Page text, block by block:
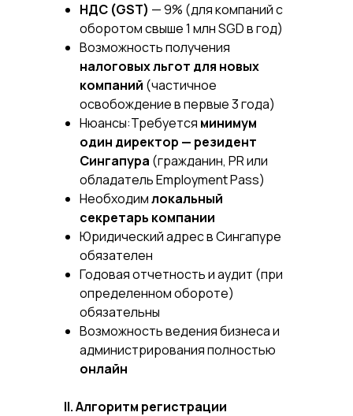
НДС (GST) — 9% (для компаний с
оборотом свыше 1 млн SGD в год)
Возможность получения
налоговых льгот для новых
компаний (частичное
освобождение в первые 3 года)
Нюансы:Требуется минимум
один директор — резидент
Сингапура (гражданин, PR или
обладатель Employment Pass)
Необходимлокальный
секретарь компании
Юридический адрес в Сингапуре
обязателен
Годовая отчетность и аудит (при
определенном обороте)
обязательны
Возможность ведения бизнеса и
администрирования полностью
онлайн
II. Алгоритм регистрации